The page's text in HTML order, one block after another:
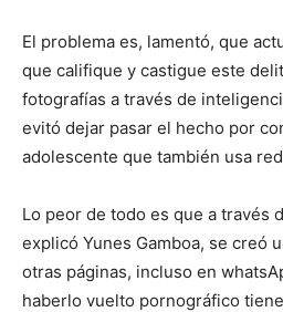
El problema es, lamentó, que
que califique y castigue este
fotografías a través de
evitó dejar pasar el hecho por
adolescente que también usa
Lo peor de todo es que a través
explicó Yunes Gamboa, se creó
otras páginas, incluso en
haberlo vuelto pornográfico